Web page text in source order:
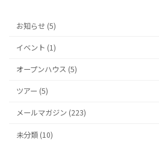
お知らせ (5)
イベント (1)
オープンハウス (5)
ツアー (5)
メールマガジン (223)
未分類 (10)